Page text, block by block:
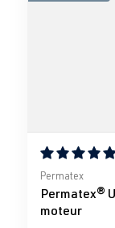
Note
Permatex
Permatex®
moteur